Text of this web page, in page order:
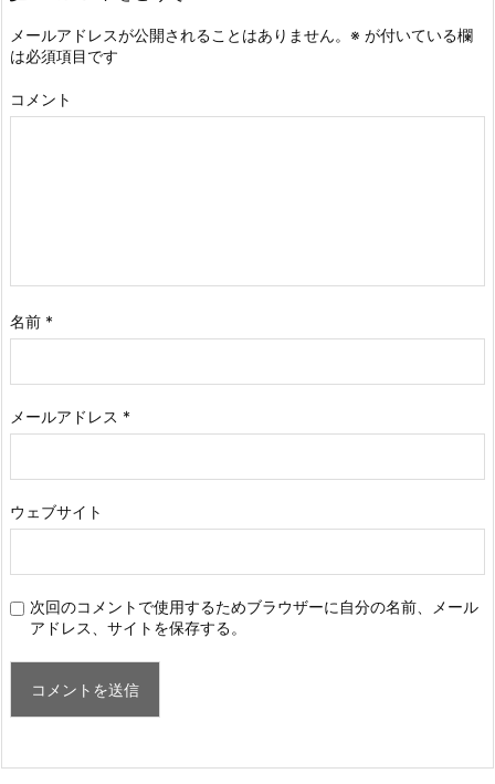
メールアドレスが公開されることはありません。 ※ が付いている欄
は必須項目です
コメント
名前 *
メールアドレス *
ウェブサイト
次回のコメントで使用するためブラウザーに自分の名前、メール
アドレス、サイトを保存する。